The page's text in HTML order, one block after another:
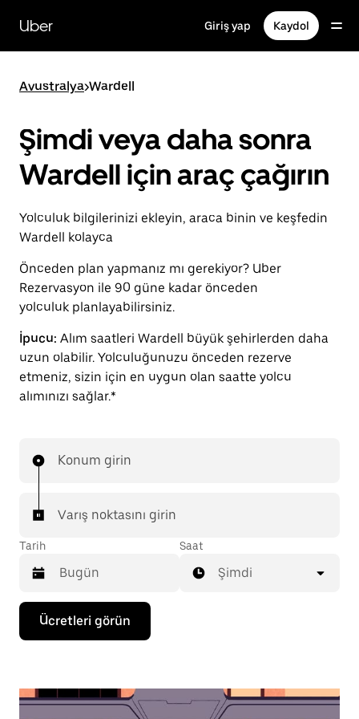
içeriğe
gidinUber Giriş yap Kaydol
Avustralya>Wardell
Şimdi veya daha sonra
Wardell için araç çağırın
Yolculuk bilgilerinizi ekleyin, araca binin ve keşfedin
Wardell kolayca
Önceden plan yapmanız mı gerekiyor? Uber
Rezervasyon ile 90 güne kadar önceden
yolculuk planlayabilirsiniz.
İpucu: Alım saatleri Wardell büyük şehirlerden daha
uzun olabilir. Yolculuğunuzu önceden rezerve
etmeniz, sizin için en uygun olan saatte yolcu
alımınızı sağlar.*
Konum girin
Varış noktasını girin
Tarih
Takvimle
etkileşime
geçmek
seçmek
Saat
Şimdi
Ücretleri görün